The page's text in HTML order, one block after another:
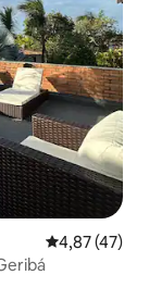
Priemerné
4,87 (47)